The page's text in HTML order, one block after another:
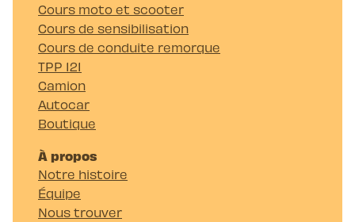
Cours moto et scooter
Cours de sensibilisation
Cours de conduite remorque
TPP 121
Camion
Autocar
Boutique
À propos
Notre histoire
Équipe
Nous trouver